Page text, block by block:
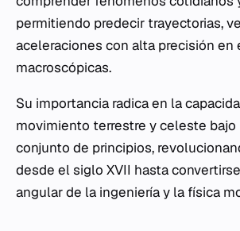
permitiendo predecir trayectorias,
aceleraciones con alta precisión en
macroscópicas.
Su importancia radica en la
movimiento terrestre y celeste bajo
conjunto de principios,
desde el siglo XVII hasta
angular de la ingeniería y la física